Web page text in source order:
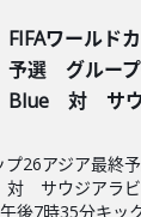
FIFAワールド
予選 グルー
Blue 対 サウ
プ26アジア最終
サウジアラビ
7時35分キック